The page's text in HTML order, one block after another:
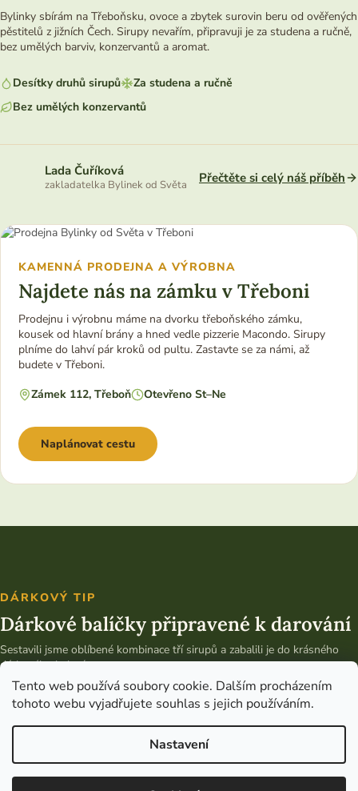
Tento web používá soubory cookie. Dalším procházením
tohoto webu vyjadřujete souhlas s jejich používáním.
Nastavení
Bylinky sbírám na Třeboňsku, ovoce a zbytek surovin beru od ověřených
pěstitelů z jižních Čech. Sirupy nevařím, připravuji je za studena a ručně,
bez umělých barviv, konzervantů a aromat.
Desítky druhů sirupů
Za studena a ručně
Bez umělých konzervantů
Lada Čuříková
zakladatelka Bylinek od Světa Přečtěte si celý náš příběh
KAMENNÁ PRODEJNA A VÝROBNA
Najdete nás na zámku v Třeboni
Prodejnu i výrobnu máme na dvorku třeboňského zámku,
kousek od hlavní brány a hned vedle pizzerie Macondo. Sirupy
plníme do lahví pár kroků od pultu. Zastavte se za námi, až
budete v Třeboni.
Zámek 112, Třeboň
Otevřeno St–Ne
Naplánovat cestu
DÁRKOVÝ TIP
Dárkové balíčky připravené k darování
Sestavili jsme oblíbené kombinace tří sirupů a zabalili je do krásného
dárkového balení.
Vybrat dárkový balíček